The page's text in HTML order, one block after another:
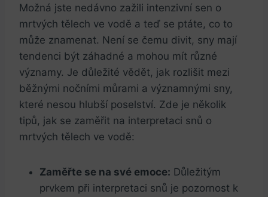
Možná jste nedávno zažili intenzivní sen o
mrtvých tělech ve vodě a teď se ptáte, co to
může znamenat. Není se čemu divit, sny mají
tendenci být záhadné a mohou mít různé
významy. Je důležité vědět, jak rozlišit mezi
běžnými nočními můrami a významnými sny,
které nesou hlubší poselství. Zde je několik
tipů, jak se zaměřit na interpretaci snů o
mrtvých tělech ve vodě:
Zaměřte se na své emoce: Důležitým
prvkem při interpretaci snů je pozornost k